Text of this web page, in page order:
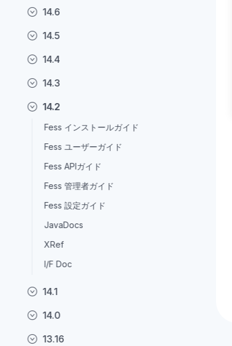
14.6
14.5
14.4
14.3
14.2
Fess インストールガイド
Fess ユーザーガイド
Fess APIガイド
Fess 管理者ガイド
Fess 設定ガイド
JavaDocs
XRef
I/F Doc
14.1
14.0
13.16